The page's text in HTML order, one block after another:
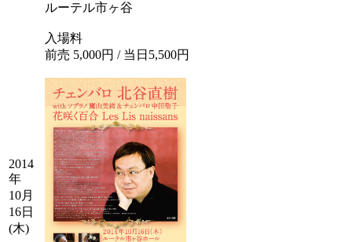
2014
年
10月
16日
(木)
ルーテル市ヶ谷
入場料
前売 5,000円 / 当日5,500円